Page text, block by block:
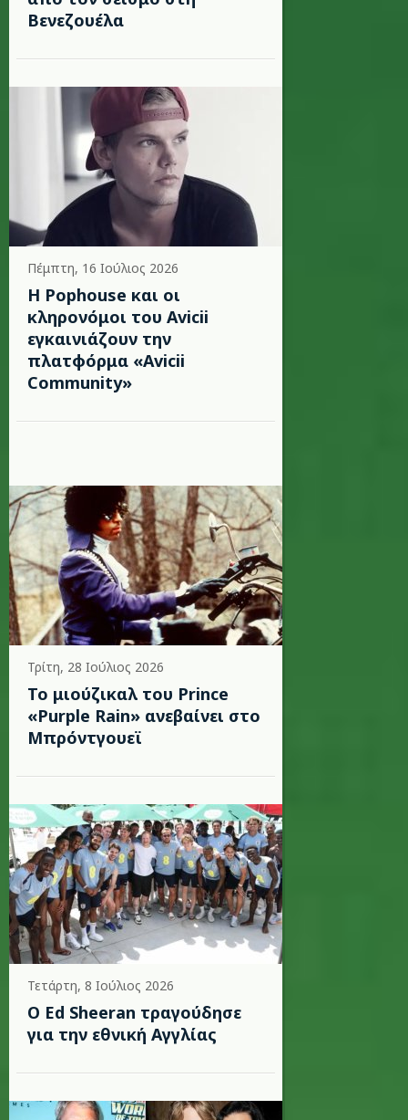
Βενεζουέλα
Πέμπτη, 16 Ιούλιος 2026
Η Pophouse και οι
κληρονόμοι του Avicii
εγκαινιάζουν την
πλατφόρμα «Avicii
Community»
Τρίτη, 28 Ιούλιος 2026
Το μιούζικαλ του Prince
«Purple Rain» ανεβαίνει στο
Μπρόντγουεϊ
Τετάρτη, 8 Ιούλιος 2026
Ο Ed Sheeran τραγούδησε
για την εθνική Αγγλίας